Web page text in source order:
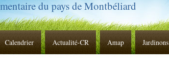
du pays de Montbéliard
Calendrier Actualité-CR Amap Jardinons